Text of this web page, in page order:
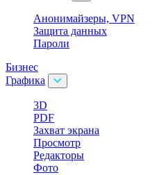
Анонимайзеры, VPN
Защита данных
Пароли
Бизнес
Графика
3D
PDF
Захват экрана
Просмотр
Редакторы
Фото